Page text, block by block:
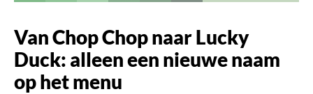
Van Chop Chop naar Lucky
Duck: alleen een nieuwe naam
op het menu